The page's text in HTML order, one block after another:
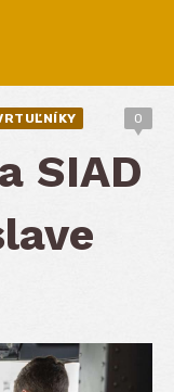
0
SIAD